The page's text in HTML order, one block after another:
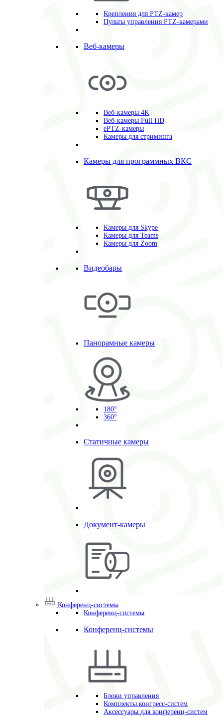
Крепления для PTZ-камер
Пульты управления PTZ-камерами
Веб-камеры
Веб-камеры 4K
Веб-камеры Full HD
ePTZ-камеры
Камеры для стриминга
Камеры для программных ВКС
Камеры для Skype
Камеры для Teams
Камеры для Zoom
Видеобары
Панорамные камеры
180°
360°
Статичные камеры
Документ-камеры
Конференц-системы
Конференц-системы
Конференц-системы
Блоки управления
Комплекты конгресс-систем
Аксессуары для конференц-систем